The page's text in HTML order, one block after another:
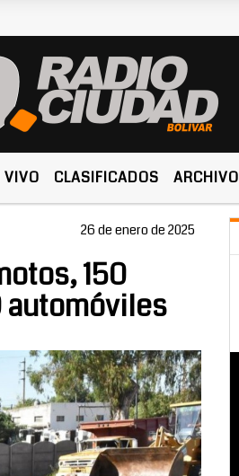
VIVO CLASIFICADOS ARCHIVO
26 de enero de 2025
150
automóviles